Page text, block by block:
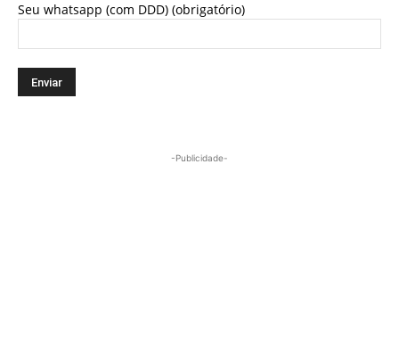
Seu whatsapp (com DDD) (obrigatório)
-Publicidade-